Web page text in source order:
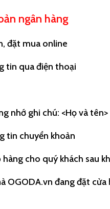
ngân hàng
đặt mua online
tin qua điện thoại
nhớ ghi chú: <Họ và
tin chuyển khoản
cho quý khách sau
OGODA.vn đang đặt cửa